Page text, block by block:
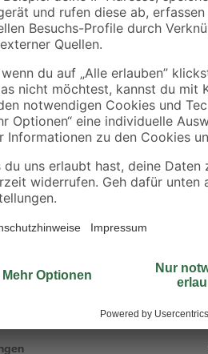
1690 x
Vierkantpfosten
9 x 9 x 180 cm